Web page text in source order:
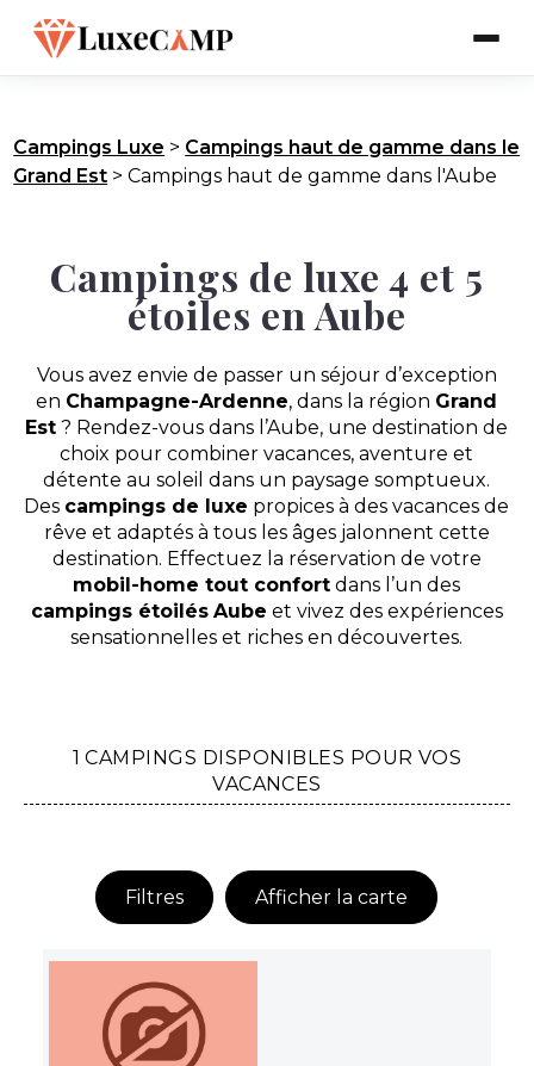
Campings Luxe > Campings haut de gamme dans le
Grand Est >Campings haut de gamme dans l'Aube
Campings de luxe 4 et 5
étoiles en Aube
Vous avez envie de passer un séjour d’exception
en Champagne-Ardenne, dans la région Grand
Est ? Rendez-vous dans l’Aube, une destination de
choix pour combiner vacances, aventure et
détente au soleil dans un paysage somptueux.
Des campings de luxe propices à des vacances de
rêve et adaptés à tous les âges jalonnent cette
destination. Effectuez la réservation de votre
mobil-home tout confort dans l’un des
campings étoilés Aube et vivez des expériences
sensationnelles et riches en découvertes.
1 CAMPINGS DISPONIBLES POUR VOS
VACANCES
Filtres Afficher la carte